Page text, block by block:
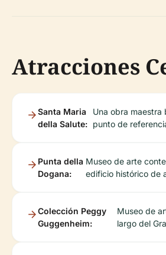
Atracciones
Santa Maria
della Salute:
Una obra maestra
punto de
Punta della
Dogana:
Museo de arte
edificio histórico de
Colección Peggy
Guggenheim:
Museo de
largo del